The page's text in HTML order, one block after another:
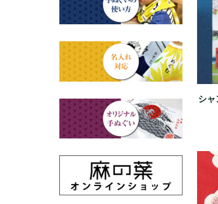
シ
動物・その他
藍染め・絞り染め
ギフトセット
父の日ギフト
出産祝い
秋のギフト